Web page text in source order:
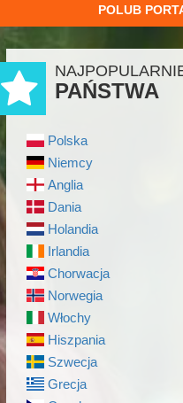
POLUB
PAŃSTWA
Polska
Niemcy
Anglia
Dania
Holandia
Irlandia
Chorwacja
Norwegia
Włochy
Hiszpania
Szwecja
Grecja